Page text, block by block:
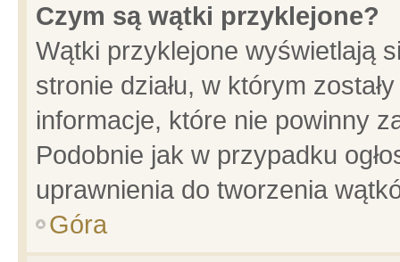
Czym są wątki przyklejone?
Wątki przyklejone wyświetlają
stronie działu, w którym
informacje, które nie powinny
Podobnie jak w przypadku
uprawnienia do tworzenia
Góra